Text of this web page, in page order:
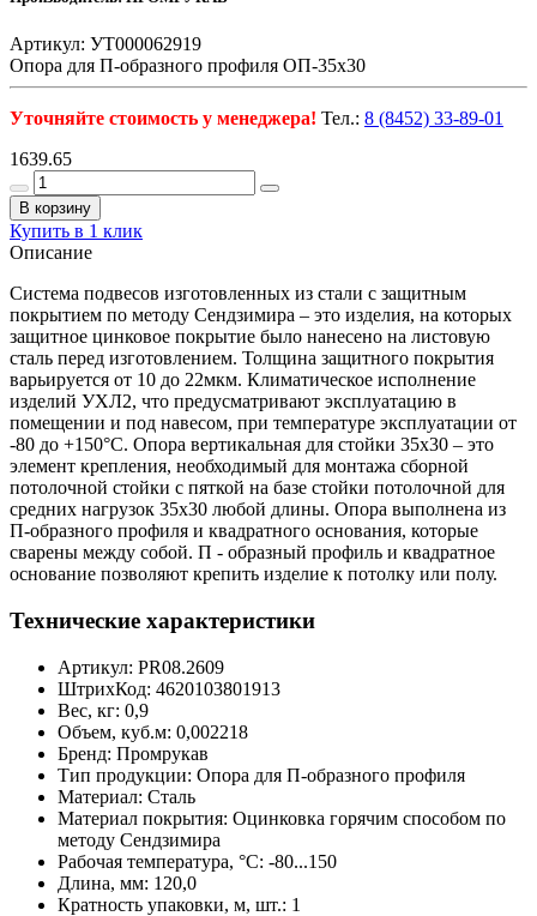
Артикул: УТ000062919
Опора для П-образного профиля ОП-35х30
Уточняйте стоимость у менеджера! Тел.: 8 (8452) 33-89-01
1639.65
В корзину
Купить в 1 клик
Описание
Система подвесов изготовленных из стали с защитным
покрытием по методу Сендзимира – это изделия, на которых
защитное цинковое покрытие было нанесено на листовую
сталь перед изготовлением. Толщина защитного покрытия
варьируется от 10 до 22мкм. Климатическое исполнение
изделий УХЛ2, что предусматривают эксплуатацию в
помещении и под навесом, при температуре эксплуатации от
-80 до +150°С. Опора вертикальная для стойки 35х30 – это
элемент крепления, необходимый для монтажа сборной
потолочной стойки с пяткой на базе стойки потолочной для
средних нагрузок 35х30 любой длины. Опора выполнена из
П-образного профиля и квадратного основания, которые
сварены между собой. П - образный профиль и квадратное
основание позволяют крепить изделие к потолку или полу.
Технические характеристики
Артикул: PR08.2609
ШтрихКод: 4620103801913
Вес, кг: 0,9
Объем, куб.м: 0,002218
Бренд: Промрукав
Тип продукции: Опора для П-образного профиля
Материал: Сталь
Материал покрытия: Оцинковка горячим способом по
методу Сендзимира
Рабочая температура, °C: -80...150
Длина, мм: 120,0
Кратность упаковки, м, шт.: 1